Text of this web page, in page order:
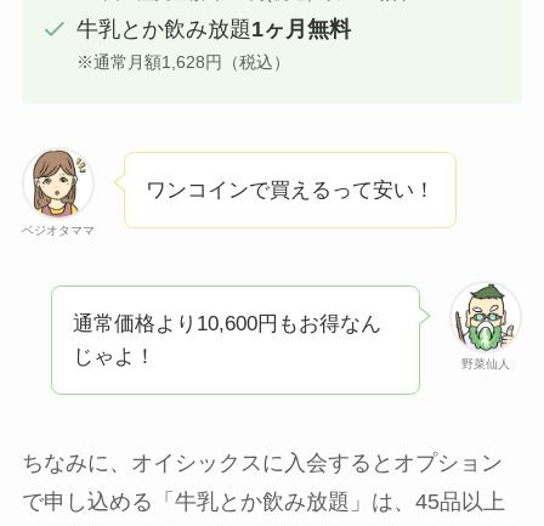
牛乳とか飲み放題1ヶ月無料
※通常月額1,628円（税込）
ベジオタママ
ワンコインで買えるって安い！
野菜仙人
通常価格より10,600円もお得なん
じゃよ！
ちなみに、オイシックスに入会するとオプション
で申し込める「牛乳とか飲み放題」は、45品以上